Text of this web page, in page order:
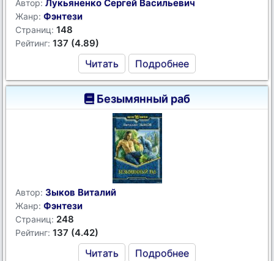
Автор: Лукьяненко Сергей Васильевич
Жанр: Фэнтези
Страниц: 148
Рейтинг: 137 (4.89)
Читать Подробнее
Безымянный раб
Автор: Зыков Виталий
Жанр: Фэнтези
Страниц: 248
Рейтинг: 137 (4.42)
Читать Подробнее